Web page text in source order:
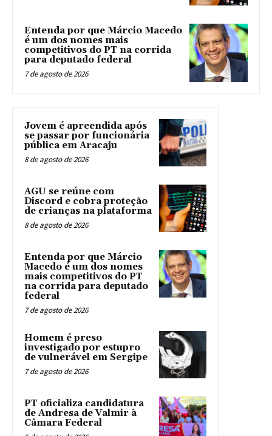
Entenda por que Márcio Macedo
é um dos nomes mais
competitivos do PT na corrida
para deputado federal
7 de agosto de 2026
Jovem é apreendida após
se passar por funcionária
pública em Aracaju
8 de agosto de 2026
AGU se reúne com
Discord e cobra proteção
de crianças na plataforma
8 de agosto de 2026
Entenda por que Márcio
Macedo é um dos nomes
mais competitivos do PT
na corrida para deputado
federal
7 de agosto de 2026
Homem é preso
investigado por estupro
de vulnerável em Sergipe
7 de agosto de 2026
PT oficializa candidatura
de Andresa de Valmir à
Câmara Federal